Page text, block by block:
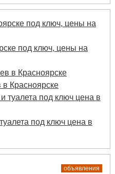
под ключ, цены на
Красноярске
под ключ цена в
объявления